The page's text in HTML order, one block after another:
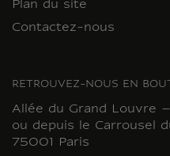
Plan du site
Contactez-nous
RETROUVEZ-NOUS EN
Allée du Grand Louvre
ou depuis le Carrousel
75001 Paris